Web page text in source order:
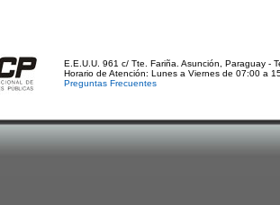
E.E.U.U. 961 c/ Tte. Fariña. Asunción, Paraguay -
Horario de Atención: Lunes a Viernes de 07:00 a
Preguntas Frecuentes